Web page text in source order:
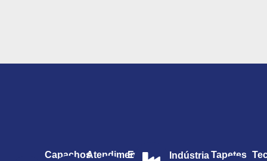
CapachosAtendimentoEntrega
IndústriaTapetes